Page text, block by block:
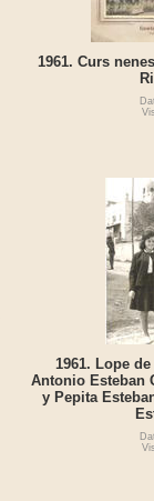
1961. Curs
1961. Lope
Antonio Esteban
y Pepita